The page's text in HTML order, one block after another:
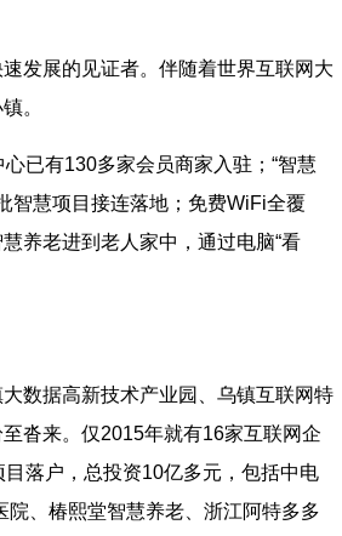
展的见证者。伴随着世界互联网大
。
已有130多家会员商家入驻；“智慧
智慧项目接连落地；免费WiFi全覆
养老进到老人家中，通过电脑“看
数据高新技术产业园、乌镇互联网特
沓来。仅2015年就有16家互联网企
落户，总投资10亿多元，包括中电
、椿熙堂智慧养老、浙江阿特多多